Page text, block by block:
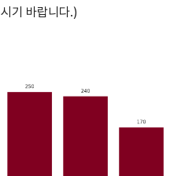
기 바랍니다.)